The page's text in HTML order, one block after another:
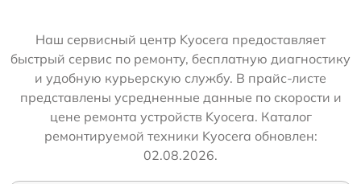
Наш сервисный центр Kyocera предоставляет
быстрый сервис по ремонту, бесплатную диагностику
и удобную курьерскую службу. В прайс-листе
представлены усредненные данные по скорости и
цене ремонта устройств Kyocera. Каталог
ремонтируемой техники Kyocera обновлен:
02.08.2026.